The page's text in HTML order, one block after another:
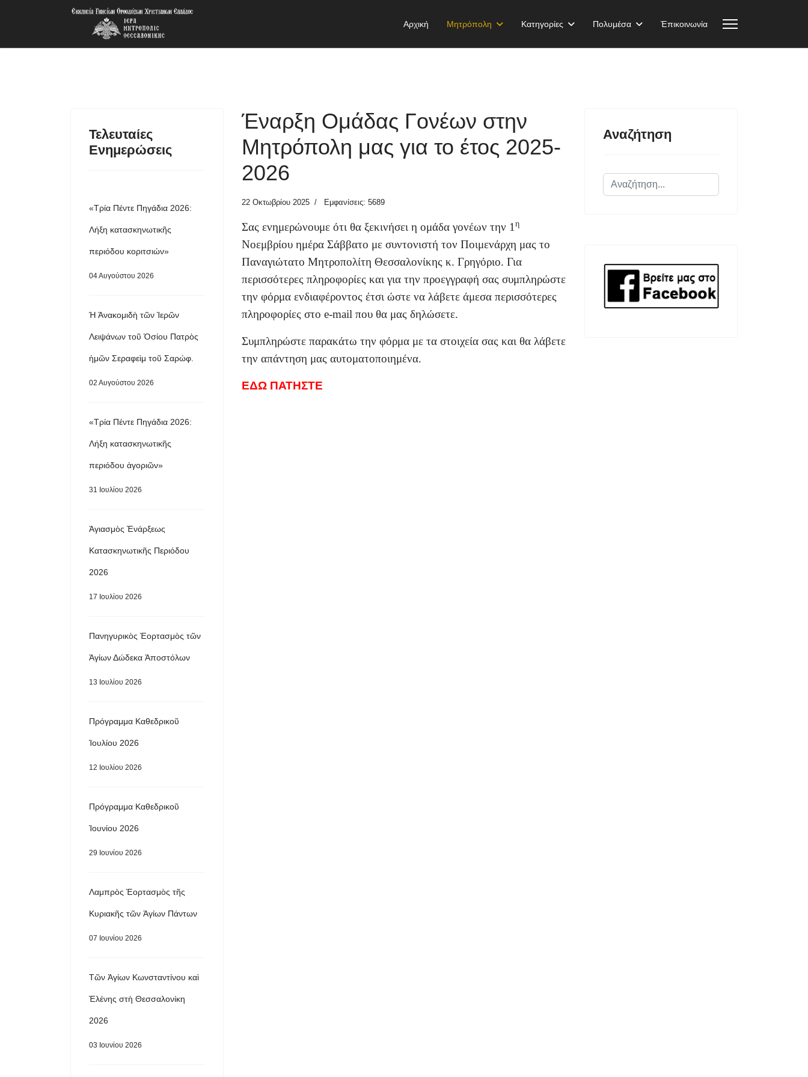
Αρχική Μητρόπολη Κατηγορίες Πολυμέσα Ἐπικοινωνία
Τελευταίες
Ενημερώσεις
«Τρία Πέντε Πηγάδια 2026:
Λήξη κατασκηνωτικῆς
περιόδου κοριτσιών»
04 Αυγούστου 2026
Ἡ Ἀνακομιδὴ τῶν Ἱερῶν
Λειψάνων τοῦ Ὁσίου Πατρὸς
ἡμῶν Σεραφεὶμ τοῦ Σαρώφ.
02 Αυγούστου 2026
«Τρία Πέντε Πηγάδια 2026:
Λήξη κατασκηνωτικῆς
περιόδου ἀγοριῶν»
31 Ιουλίου 2026
Ἁγιασμὸς Ἐνάρξεως
Κατασκηνωτικῆς Περιόδου
2026
17 Ιουλίου 2026
Πανηγυρικὸς Ἑορτασμὸς τῶν
Ἁγίων Δώδεκα Ἀποστόλων
13 Ιουλίου 2026
Πρόγραμμα Καθεδρικοῦ
Ἰουλίου 2026
12 Ιουλίου 2026
Πρόγραμμα Καθεδρικοῦ
Ἰουνίου 2026
29 Ιουνίου 2026
Λαμπρὸς Ἑορτασμὸς τῆς
Κυριακῆς τῶν Ἁγίων Πάντων
07 Ιουνίου 2026
Τῶν Ἁγίων Κωνσταντίνου καὶ
Ἑλένης στὴ Θεσσαλονίκη
2026
03 Ιουνίου 2026
Έναρξη Ομάδας Γονέων στην
Μητρόπολη μας για το έτος 2025-
2026
22 Οκτωβρίου 2025 Εμφανίσεις: 5689
Σας ενημερώνουμε ότι θα ξεκινήσει η ομάδα γονέων την 1 η
Νοεμβρίου ημέρα Σάββατο με συντονιστή τον Ποιμενάρχη μας το
Παναγιώτατο Μητροπολίτη Θεσσαλονίκης κ. Γρηγόριο. Για
περισσότερες πληροφορίες και για την προεγγραφή σας συμπληρώστε
την φόρμα ενδιαφέροντος έτσι ώστε να λάβετε άμεσα περισσότερες
πληροφορίες στο e-mail που θα μας δηλώσετε.
Συμπληρώστε παρακάτω την φόρμα με τα στοιχεία σας και θα λάβετε
την απάντηση μας αυτοματοποιημένα.
ΕΔΩ ΠΑΤΗΣΤΕ
Αναζήτηση
Αναζήτηση...